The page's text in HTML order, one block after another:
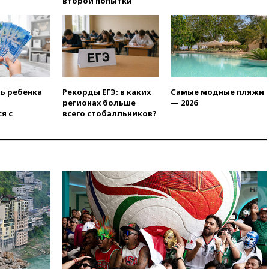
Брянской области
15:15
В половине штатов США
зафиксирована вспышка
сальмонеллеза
14:57
Жара в Европе может
нанести ущерб экономике в
размере €800 млрд
14:49
дефицита боеприпасов
оборонном предприятии
14:21АТОР сообщила о
снижении цен на авиабилеты
в России
14:19Масштабный сбой
произошел в рунете
ребенка
с
Рекорды ЕГЭ: в каких
регионах больше
всего стобалльников?
Самые модные пляжи
— 2026